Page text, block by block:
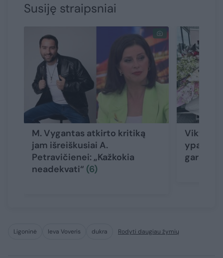
Susiję straipsniai
M. Vygantas atkirto kritiką
jam išreiškusiai A.
Petravičienei: „Kažkokia
neadekvati“ (6)
garsūs
Ligoninė Ieva Voveris dukra Rodyti daugiau žymių